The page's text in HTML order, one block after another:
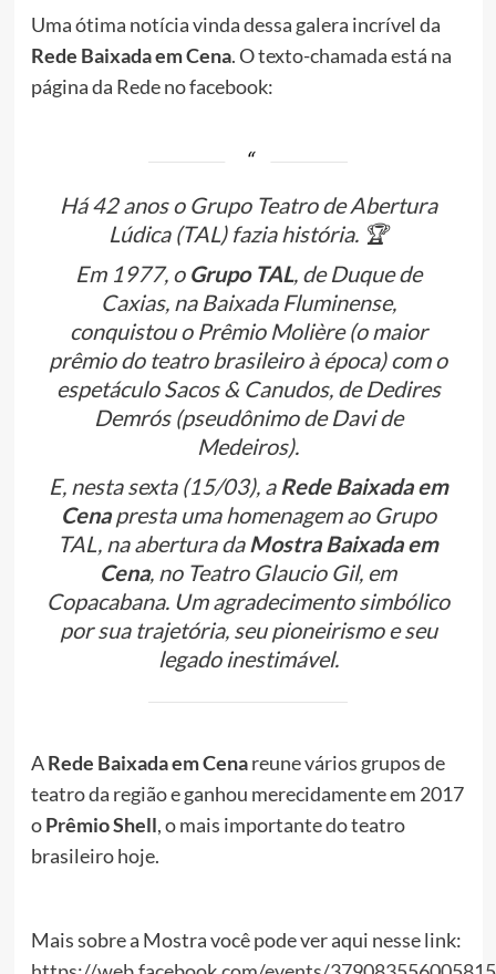
Uma ótima notícia vinda dessa galera incrível da
Rede Baixada em Cena. O texto-chamada está na
página da Rede no facebook:
Há 42 anos o Grupo Teatro de Abertura
Lúdica (TAL) fazia história. 🏆
Em 1977, oGrupo TAL, de Duque de
Caxias, na Baixada Fluminense,
conquistou o Prêmio Molière (o maior
prêmio do teatro brasileiro à época) com o
espetáculo Sacos & Canudos, de Dedires
Demrós (pseudônimo de Davi de
Medeiros).
E, nesta sexta (15/03), a Rede Baixada em
Cenapresta uma homenagem ao Grupo
TAL, na abertura daMostra Baixada em
Cena, no Teatro Glaucio Gil, em
Copacabana. Um agradecimento simbólico
por sua trajetória, seu pioneirismo e seu
legado inestimável.
ARede Baixada em Cenareune vários grupos de
teatro da região e ganhou merecidamente em 2017
oPrêmio Shell, o mais importante do teatro
brasileiro hoje.
Mais sobre a Mostra você pode ver aqui nesse link: